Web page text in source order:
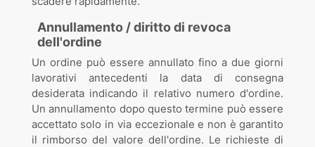
Annullamento / diritto di revoca
dell'ordine
Un ordine può essere annullato fino a due giorni
lavorativi antecedenti la data di consegna
desiderata indicando il relativo numero d'ordine.
Un annullamento dopo questo termine può essere
accettato solo in via eccezionale e non è garantito
il rimborso del valore dell'ordine. Le richieste di